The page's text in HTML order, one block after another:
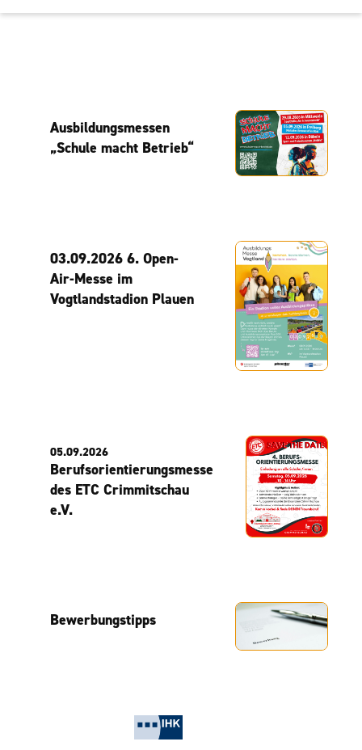
Ausbildungsmessen
„Schule macht Betrieb“
03.09.2026 6. Open-
Air-Messe im
Vogtlandstadion Plauen
05.09.2026
Berufsorientierungsmesse
des ETC Crimmitschau
e.V.
Bewerbungstipps